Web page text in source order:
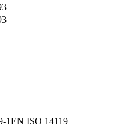
1EN ISO 14119